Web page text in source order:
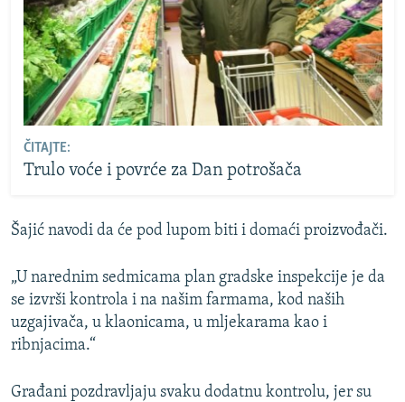
ČITAJTE:
Trulo voće i povrće za Dan potrošača
Šajić navodi da će pod lupom biti i domaći proizvođači.
„U narednim sedmicama plan gradske inspekcije je da
se izvrši kontrola i na našim farmama, kod naših
uzgajivača, u klaonicama, u mljekarama kao i
ribnjacima.“
Građani pozdravljaju svaku dodatnu kontrolu, jer su